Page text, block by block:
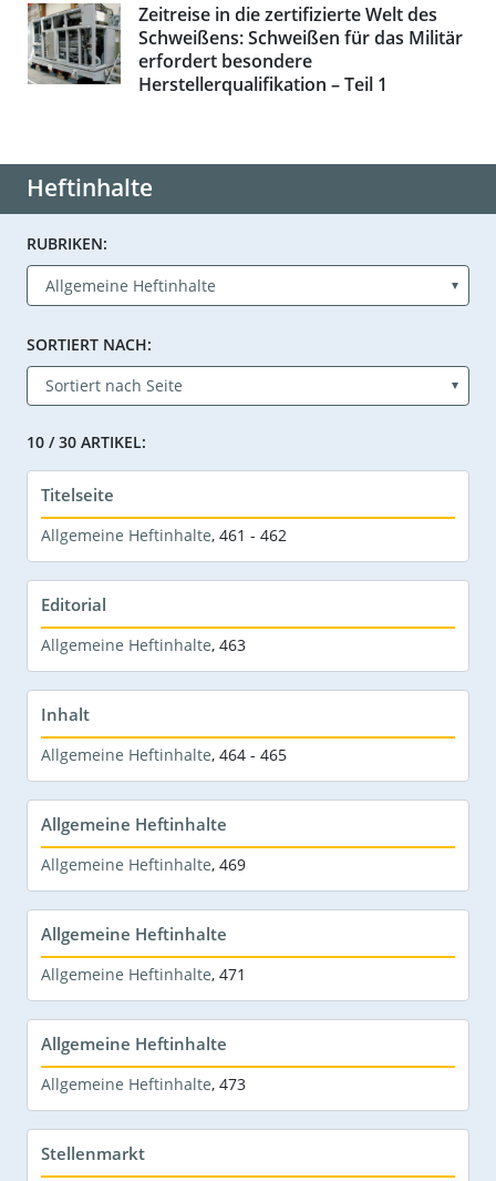
Zeitreise in die zertifizierte Welt des
Schweißens: Schweißen für das Militär
erfordert besondere
Herstellerqualifikation – Teil 1
Heftinhalte
RUBRIKEN:
SORTIERT NACH:
10 / 30 ARTIKEL:
Titelseite
Allgemeine Heftinhalte, 461 - 462
Editorial
Allgemeine Heftinhalte, 463
Inhalt
Allgemeine Heftinhalte, 464 - 465
Allgemeine Heftinhalte
Allgemeine Heftinhalte, 469
Allgemeine Heftinhalte
Allgemeine Heftinhalte, 471
Allgemeine Heftinhalte
Allgemeine Heftinhalte, 473
Stellenmarkt